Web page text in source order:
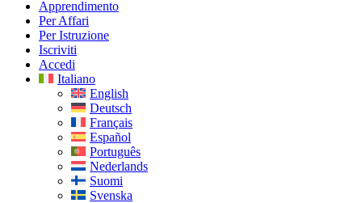
Apprendimento
Per Affari
Per Istruzione
Iscriviti
Accedi
Italiano
English
Deutsch
Français
Español
Português
Nederlands
Suomi
Svenska